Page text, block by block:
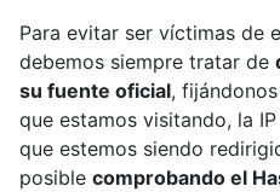
Para evitar ser víctimas de
debemos siempre tratar de
su fuente oficial,
que estamos visitando, la
que estemos siendo
posible comprobando el